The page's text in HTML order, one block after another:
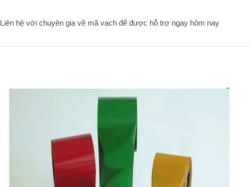
Liên hệ với chuyên gia về mã vạch để được hỗ trợ ngay hôm nay